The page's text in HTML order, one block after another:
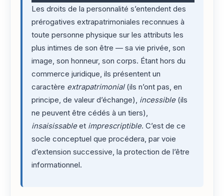
Les droits de la personnalité s’entendent des
prérogatives extrapatrimoniales reconnues à
toute personne physique sur les attributs les
plus intimes de son être — sa vie privée, son
image, son honneur, son corps. Étant hors du
commerce juridique, ils présentent un
caractère extrapatrimonial(ils n’ont pas, en
principe, de valeur d’échange), incessible(ils
ne peuvent être cédés à un tiers),
insaisissableet imprescriptible. C’est de ce
socle conceptuel que procédera, par voie
d’extension successive, la protection de l’être
informationnel.